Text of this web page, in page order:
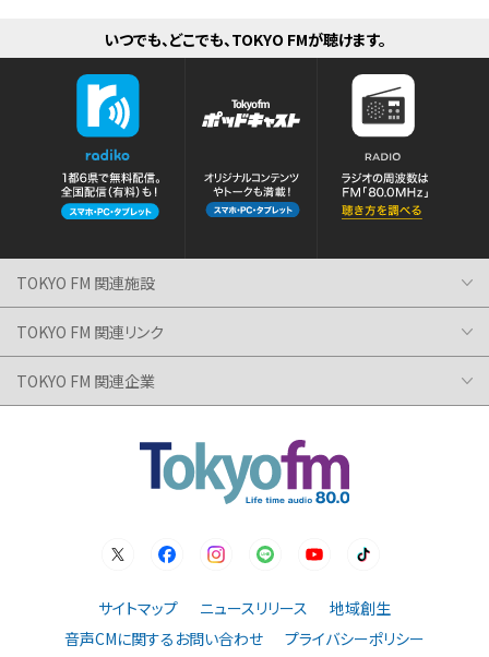
いつでも、どこでも、TOKYO FMが聴けます。
TOKYO FM 関連施設
TOKYO FM 関連リンク
TOKYO FM 関連企業
サイトマップ ニュースリリース
地域創生
音声CMに関するお問い合わせ
プライバシーポリシー